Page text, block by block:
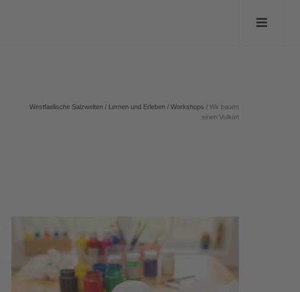
Westfaelische Salzwelten / Lernen und Erleben / Workshops / Wir bauen
einen Vulkan